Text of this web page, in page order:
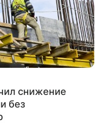
снижение
без